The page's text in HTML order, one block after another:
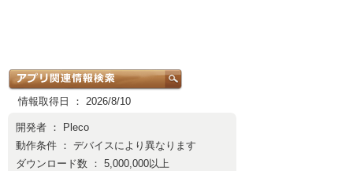
情報取得日 ： 2026/8/10
開発者 ：
Pleco
動作条件 ： デバイスにより異なります
ダウンロード数 ： 5,000,000以上